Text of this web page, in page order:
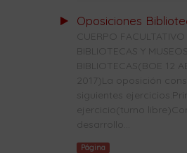
Oposiciones
CUERPO FACULTATIVO
BIBLIOTECAS Y
BIBLIOTECAS(BOE 12
2017)La oposición
siguientes
ejercicio(turno
desarrollo...
Página